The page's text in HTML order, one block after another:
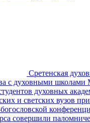
Сретенская
с духовными школами
духовных
и светских вузов
совершили